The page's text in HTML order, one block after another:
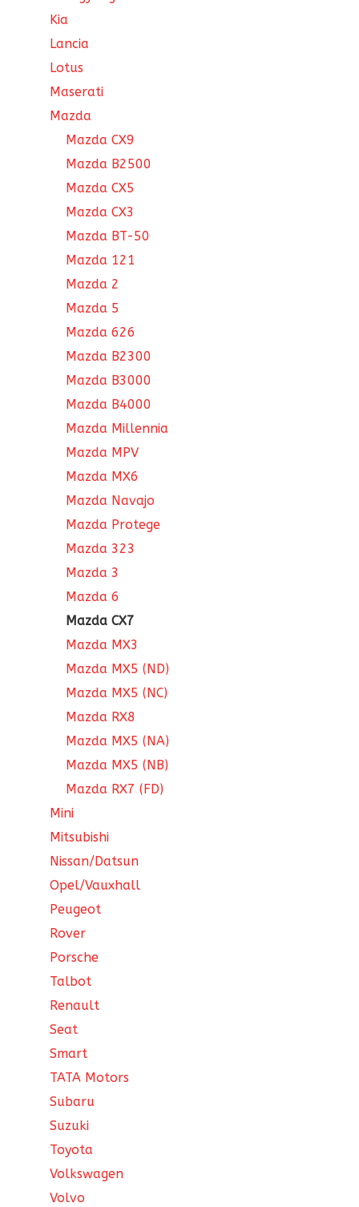
Kia
Lancia
Lotus
Maserati
Mazda
Mazda CX9
Mazda B2500
Mazda CX5
Mazda CX3
Mazda BT-50
Mazda 121
Mazda 2
Mazda 5
Mazda 626
Mazda B2300
Mazda B3000
Mazda B4000
Mazda Millennia
Mazda MPV
Mazda MX6
Mazda Navajo
Mazda Protege
Mazda 323
Mazda 3
Mazda 6
Mazda CX7
Mazda MX3
Mazda MX5 (ND)
Mazda MX5 (NC)
Mazda RX8
Mazda MX5 (NA)
Mazda MX5 (NB)
Mazda RX7 (FD)
Mini
Mitsubishi
Nissan/Datsun
Opel/Vauxhall
Peugeot
Rover
Porsche
Talbot
Renault
Seat
Smart
TATA Motors
Subaru
Suzuki
Toyota
Volkswagen
Volvo